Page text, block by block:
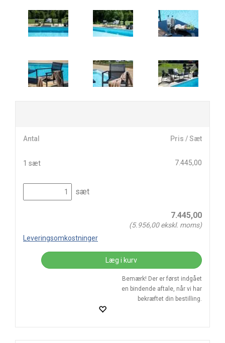
Antal Pris / Sæt
1 sæt 7.445,00
sæt
7.445,00
(5.956,00ekskl. moms)
Leveringsomkostninger
Læg i kurv
Bemærk! Der er først indgået
en bindende aftale, når vi har
bekræftet din bestilling.